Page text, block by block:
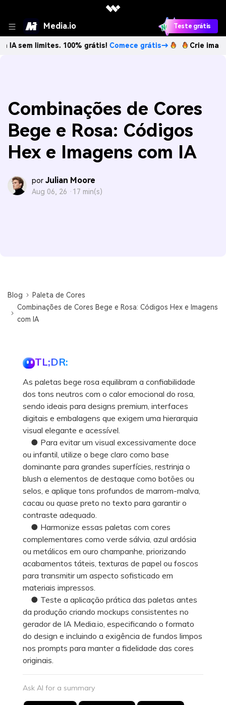
Media.io Teste grátis
100% grátis!Comece grátis→ Crie imagens com
Combinações de Cores
Bege e Rosa: Códigos
Hex e Imagens com IA
por Julian Moore
Aug 06, 26 · 17 min(s)
Blog
Paleta de Cores
Combinações de Cores Bege e Rosa: Códigos Hex e Imagens
com IA
TL;DR:
As paletas bege rosa equilibram a confiabilidade
dos tons neutros com o calor emocional do rosa,
sendo ideais para designs premium, interfaces
digitais e embalagens que exigem uma hierarquia
visual elegante e acessível.
● Para evitar um visual excessivamente doce
ou infantil, utilize o bege claro como base
dominante para grandes superfícies, restrinja o
blush a elementos de destaque como botões ou
selos, e aplique tons profundos de marrom-malva,
cacau ou quase preto no texto para garantir o
contraste adequado.
● Harmonize essas paletas com cores
complementares como verde sálvia, azul ardósia
ou metálicos em ouro champanhe, priorizando
acabamentos táteis, texturas de papel ou foscos
para transmitir um aspecto sofisticado em
materiais impressos.
● Teste a aplicação prática das paletas antes
da produção criando mockups consistentes no
gerador de IA Media.io, especificando o formato
do design e incluindo a exigência de fundos limpos
nos prompts para manter a fidelidade das cores
originais.
Ask AI for a summary